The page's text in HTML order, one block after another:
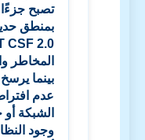
تصبح جزءًا
بمنطق
CSF 2.0
المخاطر
بينما
عدم
الشبكة
وجود